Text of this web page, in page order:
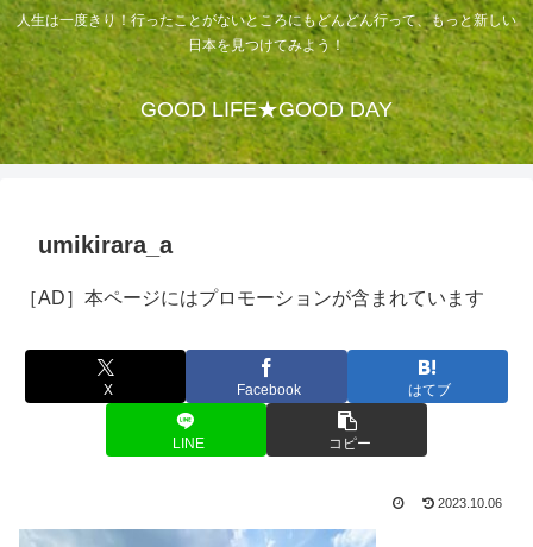
人生は一度きり！行ったことがないところにもどんどん行って、もっと新しい
日本を見つけてみよう！
GOOD LIFE★GOOD DAY
umikirara_a
［AD］本ページにはプロモーションが含まれています
X Facebook はてブ
LINE コピー
2023.10.06